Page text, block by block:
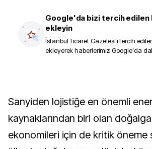
Google'da bizi tercih edilen
ekleyin
İstanbul Ticaret Gazetesi'i tercih
ekleyerek haberlerimizi Google'da
Sanyiden lojistiğe en önemli enerji
kaynaklarından biri olan
ekonomileri için de kritik öneme